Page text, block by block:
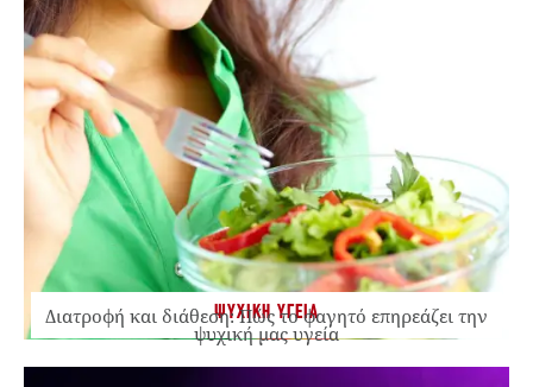
ΨΥΧΙΚΗ ΥΓΕΙΑ
Διατροφή και διάθεση: Πώς το φαγητό επηρεάζει την
ψυχική μας υγεία